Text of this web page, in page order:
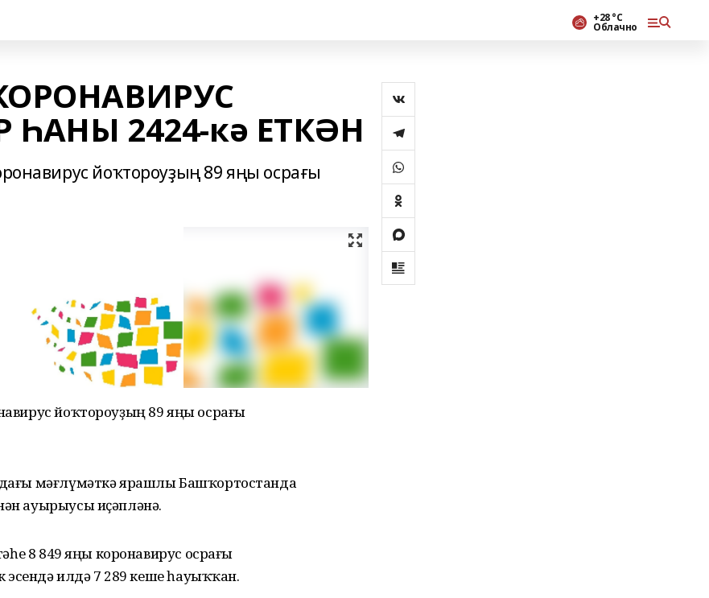
+28 °С
Облачно
2424-кә ЕТКӘН
йоҡтороуҙың 89 яңы осрағы
йоҡтороуҙың 89 яңы осрағы
мәғлүмәткә ярашлы Башҡортостанда
ауырыусы иҫәпләнә.
8 849 яңы коронавирус осрағы
эсендә илдә 7 289 кеше һауыҡҡан.